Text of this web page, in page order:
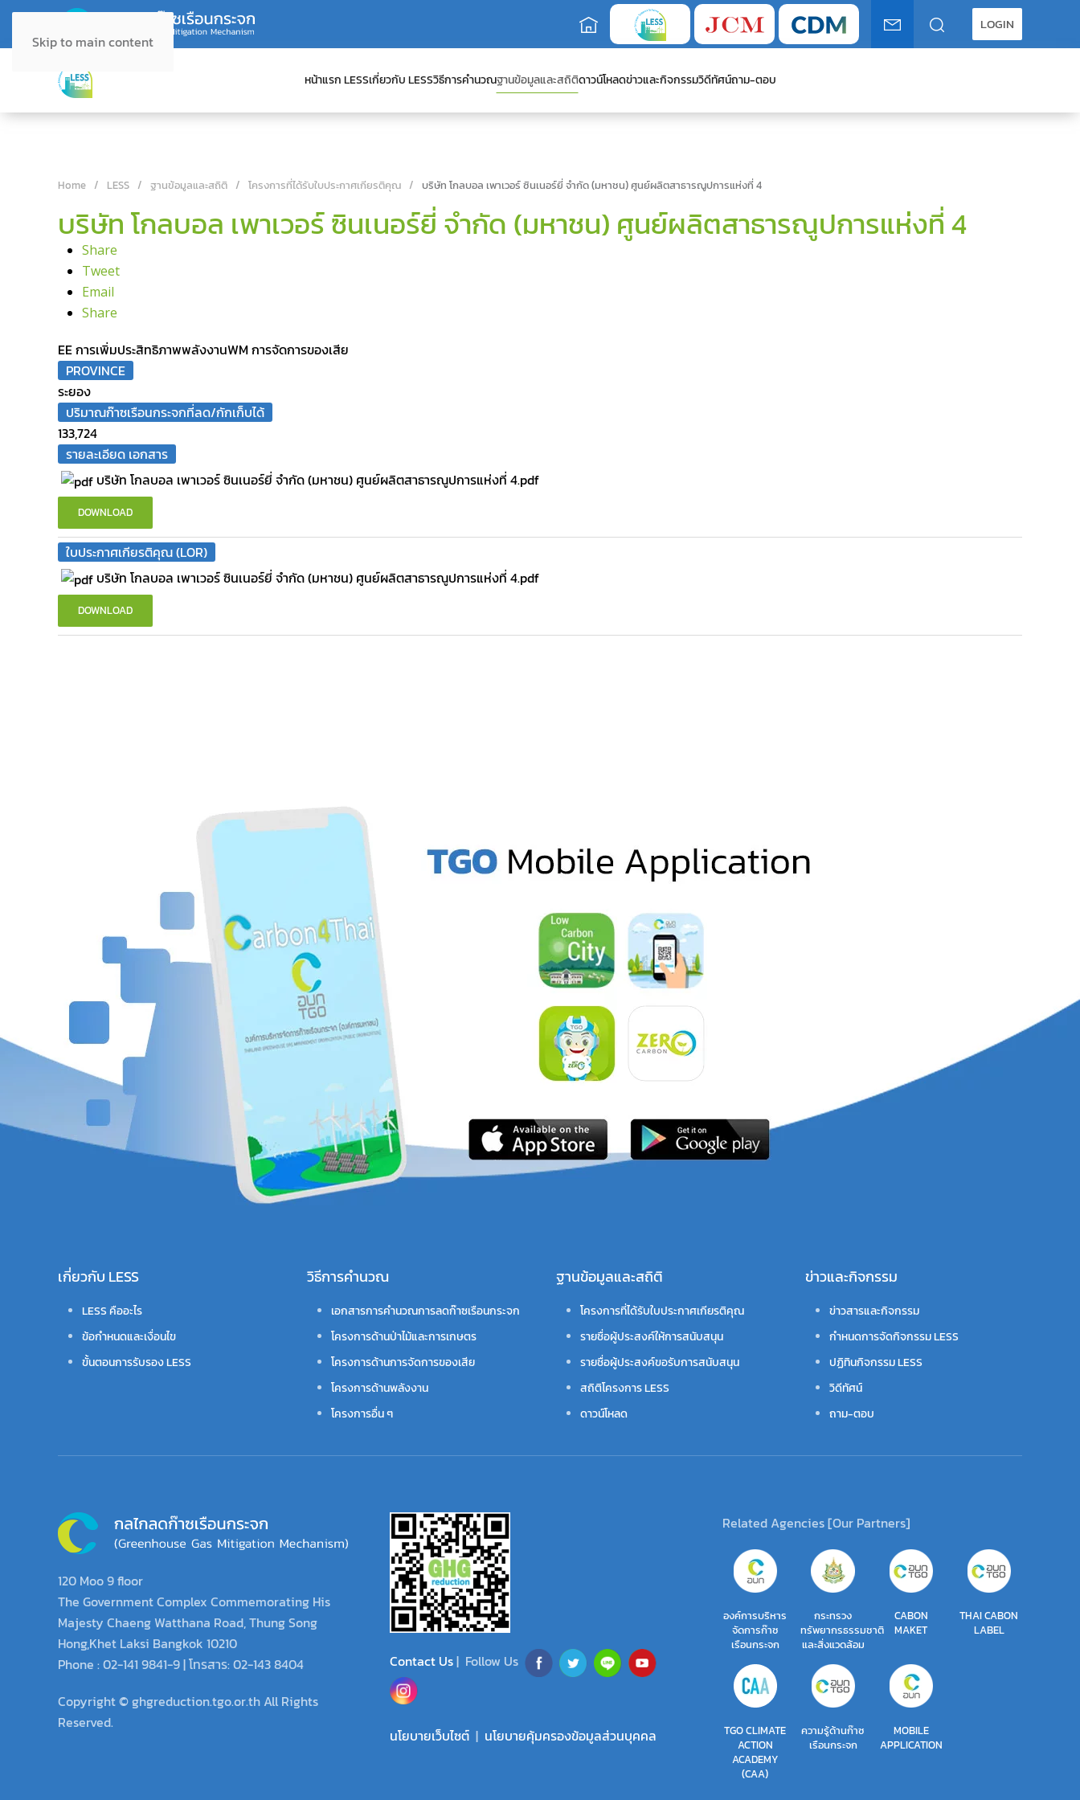
Skip to main content
LOGIN
หน้าแรก LESSเกี่ยวกับ LESSวิธีการคำนวณฐานข้อมูลและสถิติดาวน์โหลดข่าวและกิจกรรมวิดีทัศน์ถาม-ตอบ
Home LESS ฐานข้อมูลและสถิติ โครงการที่ได้รับใบประกาศเกียรติคุณ บริษัท โกลบอล เพาเวอร์ ซินเนอร์ยี่ จำกัด (มหาชน) ศูนย์ผลิตสาธารณูปการแห่งที่ 4
บริษัท โกลบอล เพาเวอร์ ซินเนอร์ยี่ จำกัด (มหาชน) ศูนย์ผลิตสาธารณูปการแห่งที่ 4
Share
Tweet
Email
Share
EE การเพิ่มประสิทธิภาพพลังงานWM การจัดการของเสีย
PROVINCE
ระยอง
ปริมาณก๊าซเรือนกระจกที่ลด/กักเก็บได้
133,724
รายละเอียด เอกสาร
บริษัท โกลบอล เพาเวอร์ ซินเนอร์ยี่ จำกัด (มหาชน) ศูนย์ผลิตสาธารณูปการแห่งที่ 4.pdf
DOWNLOAD
ใบประกาศเกียรติคุณ (LOR)
บริษัท โกลบอล เพาเวอร์ ซินเนอร์ยี่ จำกัด (มหาชน) ศูนย์ผลิตสาธารณูปการแห่งที่ 4.pdf
DOWNLOAD
เกี่ยวกับ LESS
LESS คืออะไร
ข้อกำหนดและเงื่อนไข
ขั้นตอนการรับรอง LESS
วิธีการคำนวณ
เอกสารการคำนวณการลดก๊าซเรือนกระจก
โครงการด้านป่าไม้และการเกษตร
โครงการด้านการจัดการของเสีย
โครงการด้านพลังงาน
โครงการอื่น ๆ
ฐานข้อมูลและสถิติ
โครงการที่ได้รับใบประกาศเกียรติคุณ
รายชื่อผู้ประสงค์ให้การสนับสนุน
รายชื่อผู้ประสงค์ขอรับการสนับสนุน
สถิติโครงการ LESS
ดาวน์โหลด
ข่าวและกิจกรรม
ข่าวสารและกิจกรรม
กำหนดการจัดกิจกรรม LESS
ปฏิทินกิจกรรม LESS
วิดีทัศน์
ถาม-ตอบ
120 Moo 9 floor
The Government Complex Commemorating His
Majesty Chaeng Watthana Road, Thung Song
Hong,Khet Laksi Bangkok 10210
Phone : 02-141 9841-9 | โทรสาร: 02-143 8404
Copyright © ghgreduction.tgo.or.th All Rights
Reserved.
Contact Us| Follow Us
นโยบายเว็บไซต์ | นโยบายคุ้มครองข้อมูลส่วนบุคคล
Related Agencies [Our Partners]
องค์การบริหาร
จัดการก๊าซ
เรือนกระจก
กระทรวง
ทรัพยากรธรรมชาติ
และสิ่งแวดล้อม
CABON
MAKET
THAI CABON
LABEL
TGO CLIMATE
ACTION
ACADEMY
(CAA)
ความรู้ด้านก๊าซ
เรือนกระจก
MOBILE
APPLICATION